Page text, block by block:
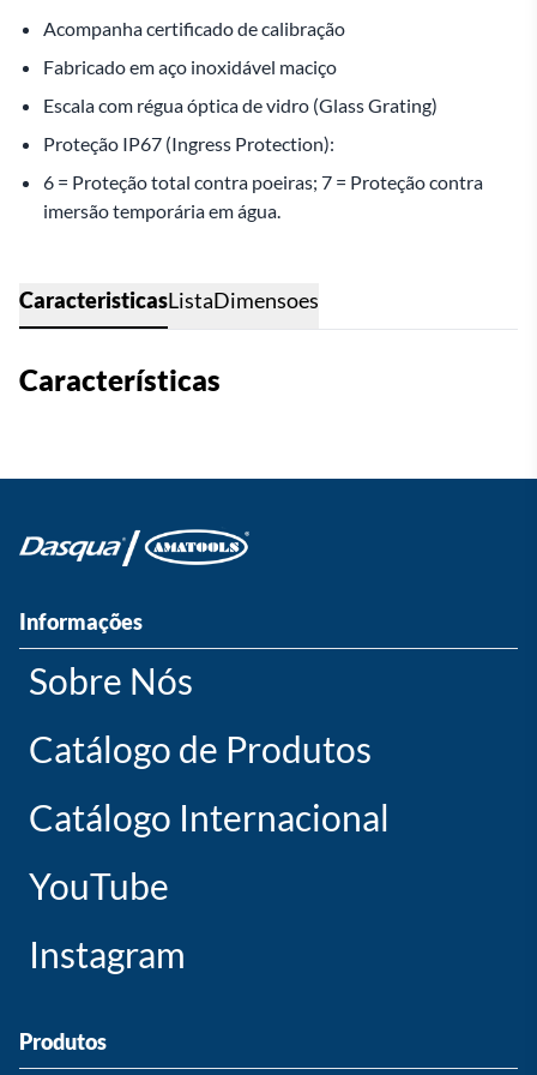
Acompanha certificado de calibração
Fabricado em aço inoxidável maciço
Escala com régua óptica de vidro (Glass Grating)
Proteção IP67 (Ingress Protection):
6 = Proteção total contra poeiras; 7 = Proteção contra
imersão temporária em água.
CaracteristicasListaDimensoes
Características
Informações
Sobre Nós
Catálogo de Produtos
Catálogo Internacional
YouTube
Instagram
Produtos